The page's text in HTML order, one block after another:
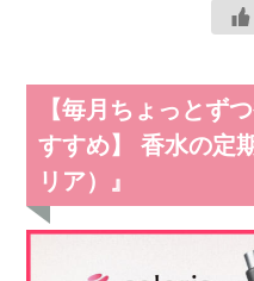
【毎月ちょっとず
すすめ】 香水の定
リア）』